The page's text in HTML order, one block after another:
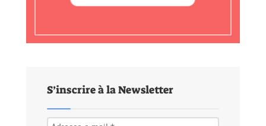
S’inscrire à la Newsletter